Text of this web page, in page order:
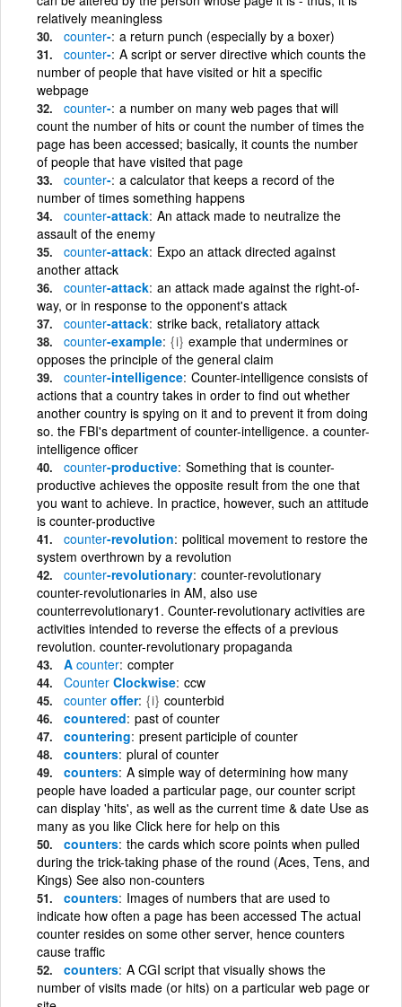
relatively meaningless
counter- a return punch (especially by a boxer)
counter- A script or server directive which counts the
number of people that have visited or hit a specific
webpage
counter- a number on many web pages that will
count the number of hits or count the number of times the
page has been accessed; basically, it counts the number
of people that have visited that page
counter- a calculator that keeps a record of the
number of times something happens
counter-attack An attack made to neutralize the
assault of the enemy
counter-attack Expo an attack directed against
another attack
counter-attack an attack made against the right-of-
way, or in response to the opponent's attack
counter-attack strike back, retaliatory attack
counter-example {i} example that undermines or
opposes the principle of the general claim
counter-intelligence Counter-intelligence consists of
actions that a country takes in order to find out whether
another country is spying on it and to prevent it from doing
so. the FBI's department of counter-intelligence. a counter-
intelligence officer
counter-productive Something that is counter-
productive achieves the opposite result from the one that
you want to achieve. In practice, however, such an attitude
is counter-productive
counter-revolution political movement to restore the
system overthrown by a revolution
counter-revolutionary counter-revolutionary
counter-revolutionaries in AM, also use
counterrevolutionary1. Counter-revolutionary activities are
activities intended to reverse the effects of a previous
revolution. counter-revolutionary propaganda
A counter compter
Counter Clockwise ccw
counter offer {i} counterbid
countered past of counter
countering present participle of counter
counters plural of counter
counters A simple way of determining how many
people have loaded a particular page, our counter script
can display 'hits', as well as the current time & date Use as
many as you like Click here for help on this
counters the cards which score points when pulled
during the trick-taking phase of the round (Aces, Tens, and
Kings) See also non-counters
counters Images of numbers that are used to
indicate how often a page has been accessed The actual
counter resides on some other server, hence counters
cause traffic
counters A CGI script that visually shows the
number of visits made (or hits) on a particular web page or